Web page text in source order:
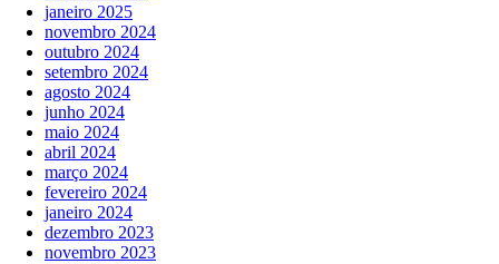
janeiro 2025
novembro 2024
outubro 2024
setembro 2024
agosto 2024
junho 2024
maio 2024
abril 2024
março 2024
fevereiro 2024
janeiro 2024
dezembro 2023
novembro 2023